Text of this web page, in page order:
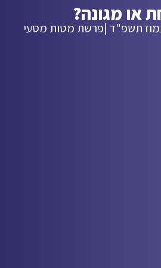
או מגונה?
תשפ"ד |פרשת מטות מסעי